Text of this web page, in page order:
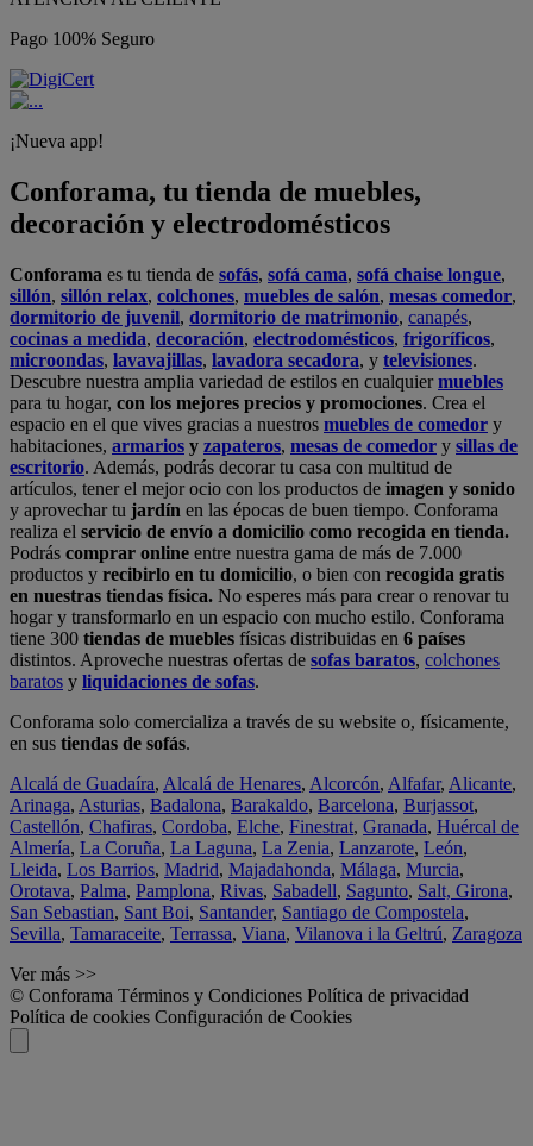
Pago 100% Seguro
¡Nueva app!
Conforama, tu tienda de muebles,
decoración y electrodomésticos
Conforama es tu tienda de sofás, sofá cama, sofá chaise longue,
sillón, sillón relax, colchones, muebles de salón, mesas comedor,
dormitorio de juvenil, dormitorio de matrimonio, canapés,
cocinas a medida, decoración, electrodomésticos, frigoríficos,
microondas, lavavajillas, lavadora secadora, y televisiones.
Descubre nuestra amplia variedad de estilos en cualquiermuebles
para tu hogar, con los mejores precios y promociones. Crea el
espacio en el que vives gracias a nuestros muebles de comedor y
habitaciones, armarios y zapateros, mesas de comedor y sillas de
escritorio. Además, podrás decorar tu casa con multitud de
artículos, tener el mejor ocio con los productos de imagen y sonido
y aprovechar tu jardín en las épocas de buen tiempo. Conforama
realiza el servicio de envío a domicilio como recogida en tienda.
Podrás comprar online entre nuestra gama de más de 7.000
productos y recibirlo en tu domicilio, o bien con recogida gratis
en nuestras tiendas física. No esperes más para crear o renovar tu
hogar y transformarlo en un espacio con mucho estilo. Conforama
tiene 300 tiendas de muebles físicas distribuidas en 6 países
distintos. Aproveche nuestras ofertas de sofas baratos, colchones
baratos y liquidaciones de sofas.
Conforama solo comercializa a través de su website o, físicamente,
en sus tiendas de sofás.
Alcalá de Guadaíra, Alcalá de Henares, Alcorcón, Alfafar, Alicante,
Arinaga, Asturias, Badalona, Barakaldo, Barcelona, Burjassot,
Castellón, Chafiras, Cordoba, Elche, Finestrat, Granada, Huércal de
Almería, La Coruña, La Laguna, La Zenia, Lanzarote, León,
Lleida, Los Barrios, Madrid, Majadahonda, Málaga, Murcia,
Orotava, Palma, Pamplona, Rivas, Sabadell, Sagunto, Salt, Girona,
San Sebastian, Sant Boi, Santander, Santiago de Compostela,
Sevilla, Tamaraceite, Terrassa, Viana, Vilanova i la Geltrú, Zaragoza
Ver más >>
© Conforama Términos y Condiciones Política de privacidad
Política de cookies Configuración de Cookies